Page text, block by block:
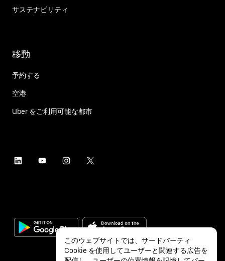
サステナビリティ
移動
予約する
空港
Uber をご利用可能な都市
このウェブサイトでは、サードパーティ
Cookie を使用してユーザーと関連する広告を